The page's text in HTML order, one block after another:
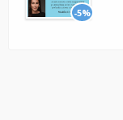
-5%